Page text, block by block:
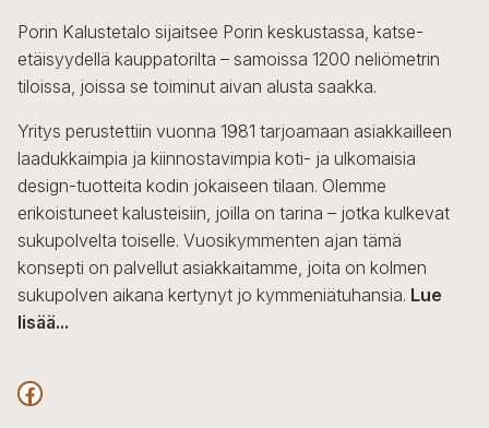
Porin Kalustetalo sijaitsee Porin keskustassa, katse-
etäisyydellä kauppatorilta – samoissa 1200 neliömetrin
tiloissa, joissa se toiminut aivan alusta saakka.
Yritys perustettiin vuonna 1981 tarjoamaan asiakkailleen
laadukkaimpia ja kiinnostavimpia koti- ja ulkomaisia
design-tuotteita kodin jokaiseen tilaan. Olemme
erikoistuneet kalusteisiin, joilla on tarina – jotka kulkevat
sukupolvelta toiselle. Vuosikymmenten ajan tämä
konsepti on palvellut asiakkaitamme, joita on kolmen
sukupolven aikana kertynyt jo kymmeniätuhansia. Lue
lisää...
F